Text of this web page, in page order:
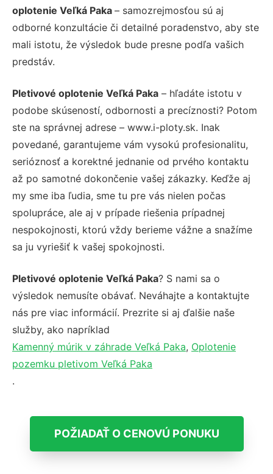
oplotenie Veľká Paka – samozrejmosťou sú aj
odborné konzultácie či detailné poradenstvo, aby ste
mali istotu, že výsledok bude presne podľa vašich
predstáv.
Pletivové oplotenie Veľká Paka – hľadáte istotu v
podobe skúseností, odbornosti a precíznosti? Potom
ste na správnej adrese – www.i-ploty.sk. Inak
povedané, garantujeme vám vysokú profesionalitu,
serióznosť a korektné jednanie od prvého kontaktu
až po samotné dokončenie vašej zákazky. Keďže aj
my sme iba ľudia, sme tu pre vás nielen počas
spolupráce, ale aj v prípade riešenia prípadnej
nespokojnosti, ktorú vždy berieme vážne a snažíme
sa ju vyriešiť k vašej spokojnosti.
Pletivové oplotenie Veľká Paka? S nami sa o
výsledok nemusíte obávať. Neváhajte a kontaktujte
nás pre viac informácií. Prezrite si aj ďalšie naše
služby, ako napríklad
Kamenný múrik v záhrade Veľká Paka, Oplotenie
pozemku pletivom Veľká Paka
.
POŽIADAŤ O CENOVÚ PONUKU